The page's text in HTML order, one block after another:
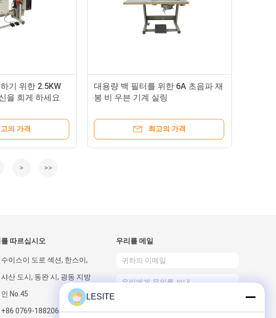
기 위한 2.5KW
을 희게 하세요
의 가격
대용량 백 필터를 위한 6A 초음파 재
봉 비 우븐 기계 실링
최고의 가격
> >>
따르십시오
수이스이 도로 섹션, 한스이,
샤산 도시, 동완 시, 광동 지방
인 No.45
+86 0769-18820617197
우리를 메일
LESITE